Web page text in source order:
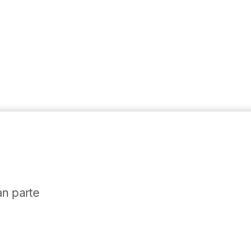
parte